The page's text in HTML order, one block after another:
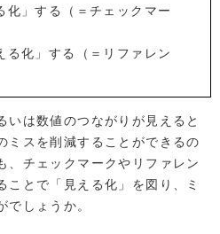
」する（＝チェックマー
化」する（＝リファレン
いは数値のつながりが見えると
ミスを削減することができるの
、チェックマークやリファレン
ことで「見える化」を図り、ミ
でしょうか。